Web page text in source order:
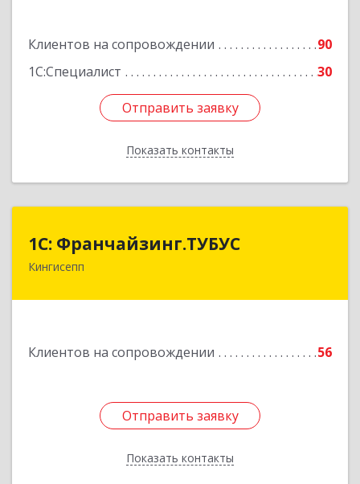
Клиентов на сопровождении
90
1С:Специалист
30
Отправить заявку
Показать контакты
Подробнее
Отправить заявку
Назад
1С: Франчайзинг.ТУБУС
Кингисепп
Клиентов на сопровождении 56
Отправить заявку
Показать контакты
1С: Франчайзинг.ТУБУС
Отправить заявку
Назад